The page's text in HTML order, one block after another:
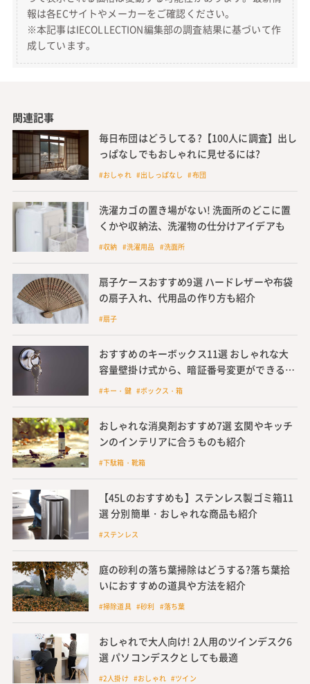
報は各ECサイトやメーカーをご確認ください。
※本記事はIECOLLECTION編集部の調査結果に基づいて作
成しています。
関連記事
毎日布団はどうしてる?【100人に調査】出し
っぱなしでもおしゃれに見せるには?
#おしゃれ #出しっぱなし #布団
洗濯カゴの置き場がない! 洗面所のどこに置
くかや収納法、洗濯物の仕分けアイデアも
#収納 #洗濯用品 #洗面所
扇子ケースおすすめ9選 ハードレザーや布袋
の扇子入れ、代用品の作り方も紹介
#扇子
おすすめのキーボックス11選 おしゃれな大
容量壁掛け式から、暗証番号変更ができる小
型ダイヤル式など人気商品を紹介
#キー・鍵 #ボックス・箱
おしゃれな消臭剤おすすめ7選 玄関やキッチ
ンのインテリアに合うものも紹介
#下駄箱・靴箱
【45Lのおすすめも】ステンレス製ゴミ箱11
選 分別簡単・おしゃれな商品も紹介
#ステンレス
庭の砂利の落ち葉掃除はどうする?落ち葉拾
いにおすすめの道具や方法を紹介
#掃除道具 #砂利 #落ち葉
おしゃれで大人向け! 2人用のツインデスク6
選 パソコンデスクとしても最適
#2人掛け #おしゃれ #ツイン